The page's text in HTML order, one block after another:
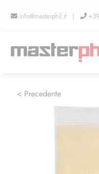
info@masterphil.it |
LINEA
< Precedente